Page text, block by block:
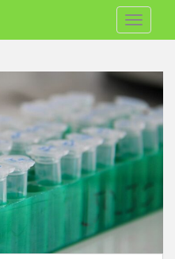
切换导